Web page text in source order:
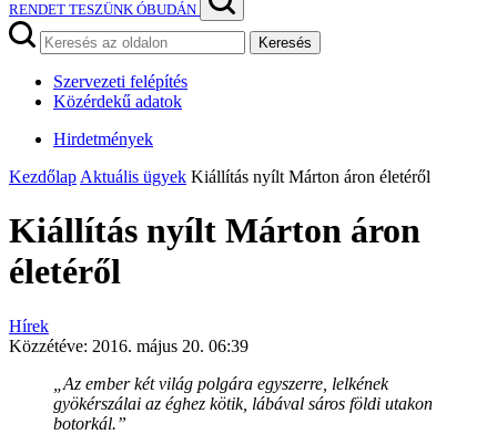
RENDET TESZÜNK ÓBUDÁN
Keresés
Szervezeti felépítés
Közérdekű adatok
Hirdetmények
Kezdőlap Aktuális ügyek Kiállítás nyílt Márton áron életéről
Kiállítás nyílt Márton áron
életéről
Hírek
Közzétéve: 2016. május 20. 06:39
„Az ember két világ polgára egyszerre, lelkének
gyökérszálai az éghez kötik, lábával sáros földi utakon
botorkál.”